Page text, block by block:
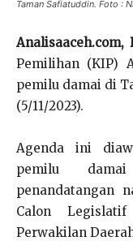
Taman Safiatuddin. Foto :
Analisaaceh.com,
Pemilihan (KIP)
pemilu damai di
(5/11/2023).
Agenda ini
pemilu
penandatangan
Calon
Perwakilan